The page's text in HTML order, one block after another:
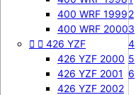
450 EXC-F 2012
450 EXC-F 2013
450 EXC-F 2014
450 EXC-F 2015
450 EXC-F 2016
505 SXF
400 WRF 1999
400 WRF 2000
  426 YZF
426 YZF 2000
426 YZF 2001
426 YZF 2002